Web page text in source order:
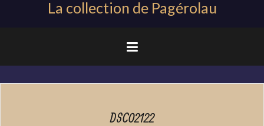
La collection de Pagérolau
DSC02122